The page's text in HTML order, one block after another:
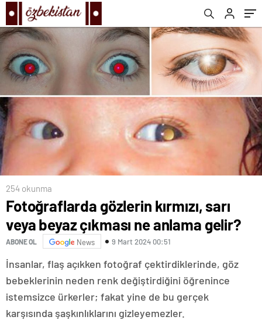
254 okunma
Fotoğraflarda gözlerin kırmızı, sarı
veya beyaz çıkması ne anlama gelir?
ABONE OL News 9 Mart 2024 00:51
İnsanlar, flaş açıkken fotoğraf çektirdiklerinde, göz
bebeklerinin neden renk değiştirdiğini öğrenince
istemsizce ürkerler; fakat yine de bu gerçek
karşısında şaşkınlıklarını gizleyemezler.